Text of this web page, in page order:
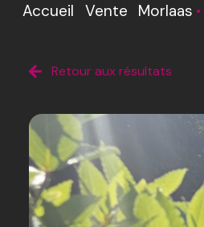
VENDUS
ESTIMATION
L'
AGENCE
L’Équipe
Agence
Accueil Vente Morlaas
Retour aux résultats